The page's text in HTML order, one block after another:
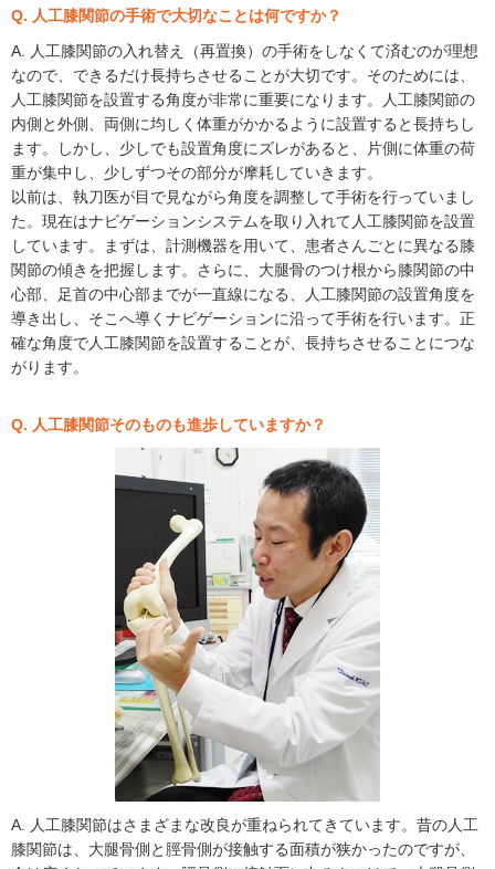
Q. 人工膝関節の手術で大切なことは何ですか？
A. 人工膝関節の入れ替え（再置換）の手術をしなくて済むのが理想
なので、できるだけ長持ちさせることが大切です。そのためには、
人工膝関節を設置する角度が非常に重要になります。人工膝関節の
内側と外側、両側に均しく体重がかかるように設置すると長持ちし
ます。しかし、少しでも設置角度にズレがあると、片側に体重の荷
重が集中し、少しずつその部分が摩耗していきます。
以前は、執刀医が目で見ながら角度を調整して手術を行っていまし
た。現在はナビゲーションシステムを取り入れて人工膝関節を設置
しています。まずは、計測機器を用いて、患者さんごとに異なる膝
関節の傾きを把握します。さらに、大腿骨のつけ根から膝関節の中
心部、足首の中心部までが一直線になる、人工膝関節の設置角度を
導き出し、そこへ導くナビゲーションに沿って手術を行います。正
確な角度で人工膝関節を設置することが、長持ちさせることにつな
がります。
Q. 人工膝関節そのものも進歩していますか？
A. 人工膝関節はさまざまな改良が重ねられてきています。昔の人工
膝関節は、大腿骨側と脛骨側が接触する面積が狭かったのですが、